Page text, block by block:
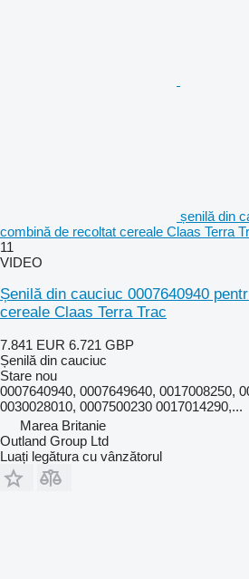
șenilă din
combină de recoltat cereale Claas Terra
11
VIDEO
Șenilă din cauciuc 0007640940
cereale Claas Terra Trac
7.841 EUR 6.721 GBP
Șenilă din cauciuc
Stare nou
0007640940, 0007649640, 0017008250,
0030028010, 0007500230 0017014290,...
Marea Britanie
Outland Group Ltd
Luați legătura cu vânzătorul